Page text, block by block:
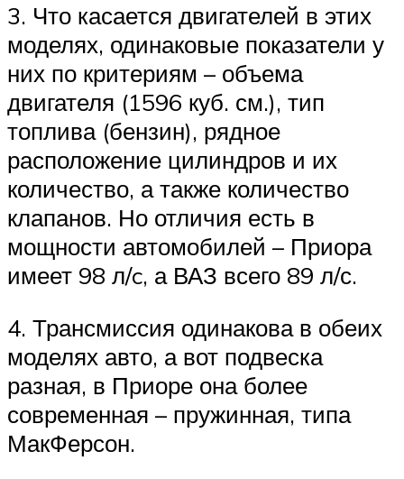
3. Что касается двигателей в этих
моделях, одинаковые показатели у
них по критериям – объема
двигателя (1596 куб. см.), тип
топлива (бензин), рядное
расположение цилиндров и их
количество, а также количество
клапанов. Но отличия есть в
мощности автомобилей – Приора
имеет 98 л/c, а ВАЗ всего 89 л/с.
4. Трансмиссия одинакова в обеих
моделях авто, а вот подвеска
разная, в Приоре она более
современная – пружинная, типа
МакФерсон.